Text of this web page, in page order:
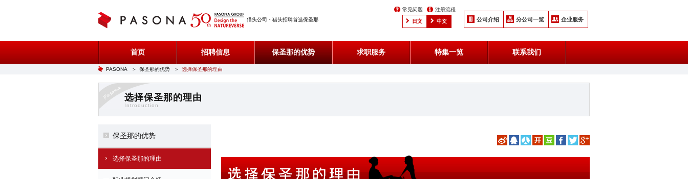
猎头公司・猎头招聘首选保圣那
常见问题 注册流程
日文 中文 公司介绍 分公司一览 企业服务
首页 招聘信息 保圣那的优势 求职服务 特集一览 联系我们
PASONA ＞ 保圣那的优势 ＞ 选择保圣那的理由
选择保圣那的理由
Introduction
保圣那的优势
选择保圣那的理由